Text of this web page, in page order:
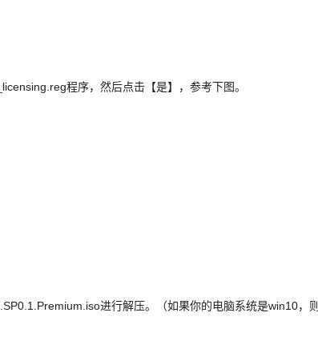
程序，然后点击【是】，参考下图。
进行解压。（如果你的电脑系统是win10，则